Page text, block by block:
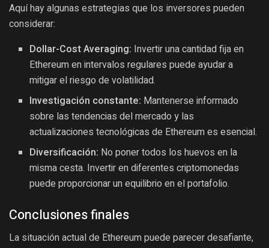
Aquí hay algunas estrategias que los inversores pueden
considerar:
Dollar-Cost Averaging: Invertir una cantidad fija en
Ethereum en intervalos regulares puede ayudar a
mitigar el riesgo de volatilidad.
Investigación constante: Mantenerse informado
sobre las tendencias del mercado y las
actualizaciones tecnológicas de Ethereum es esencial.
Diversificación: No poner todos los huevos en la
misma cesta. Invertir en diferentes criptomonedas
puede proporcionar un equilibrio en el portafolio.
Conclusiones finales
La situación actual de Ethereum puede parecer desafiante,